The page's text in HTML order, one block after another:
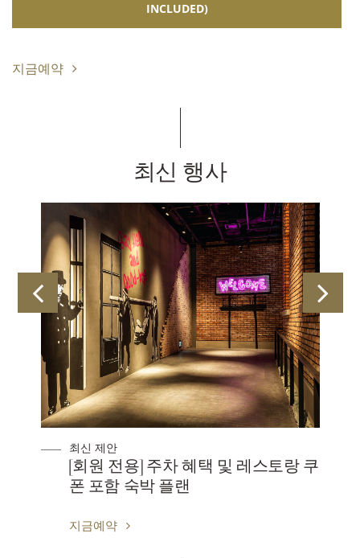
INCLUDED)
지금예약
최신 행사
최신 제안
[회원 전용] 주차 혜택 및 레스토랑 쿠
폰 포함 숙박 플랜
지금예약